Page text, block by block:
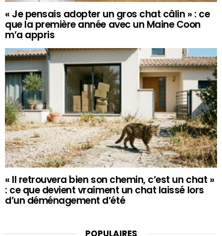
« Je pensais adopter un gros chat câlin » : ce
que la première année avec un Maine Coon
m’a appris
« Il retrouvera bien son chemin, c’est un chat »
: ce que devient vraiment un chat laissé lors
d’un déménagement d’été